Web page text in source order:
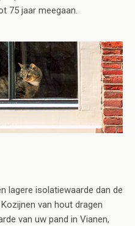
75 jaar meegaan.
lagere isolatiewaarde dan de
van hout dragen
van uw pand in Vianen,